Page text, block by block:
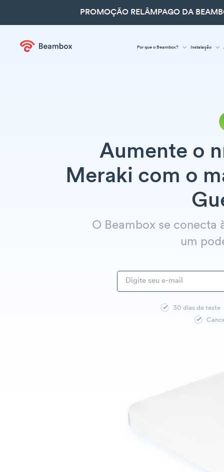
PROMOÇÃO RELÂMPAGO DA
Por que o Beambox? Instalação
Aumente o
Meraki com o
O Beambox se conecta
um
30 dias de teste